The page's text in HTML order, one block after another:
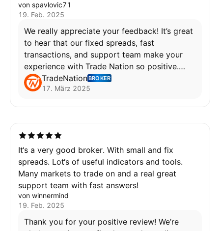
von spavlovic71
19. Feb. 2025
We really appreciate your feedback! It’s great
to hear that our fixed spreads, fast
transactions, and support team make your
experience with Trade Nation so positive.
Thanks for being a valued trader!
TradeNationBROKER
17. März 2025
It‘s a very good broker. With small and fix
spreads. Lot‘s of useful indicators and tools.
Many markets to trade on and a real great
support team with fast answers!
von winnermind
19. Feb. 2025
Thank you for your positive review! We’re